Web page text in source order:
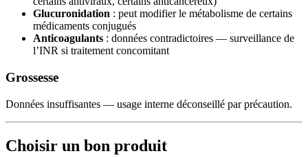
Glucuronidation : peut modifier le métabolisme de certains
médicaments conjugués
Anticoagulants : données contradictoires — surveillance de
l’INR si traitement concomitant
Grossesse
Données insuffisantes — usage interne déconseillé par précaution.
Choisir un bon produit